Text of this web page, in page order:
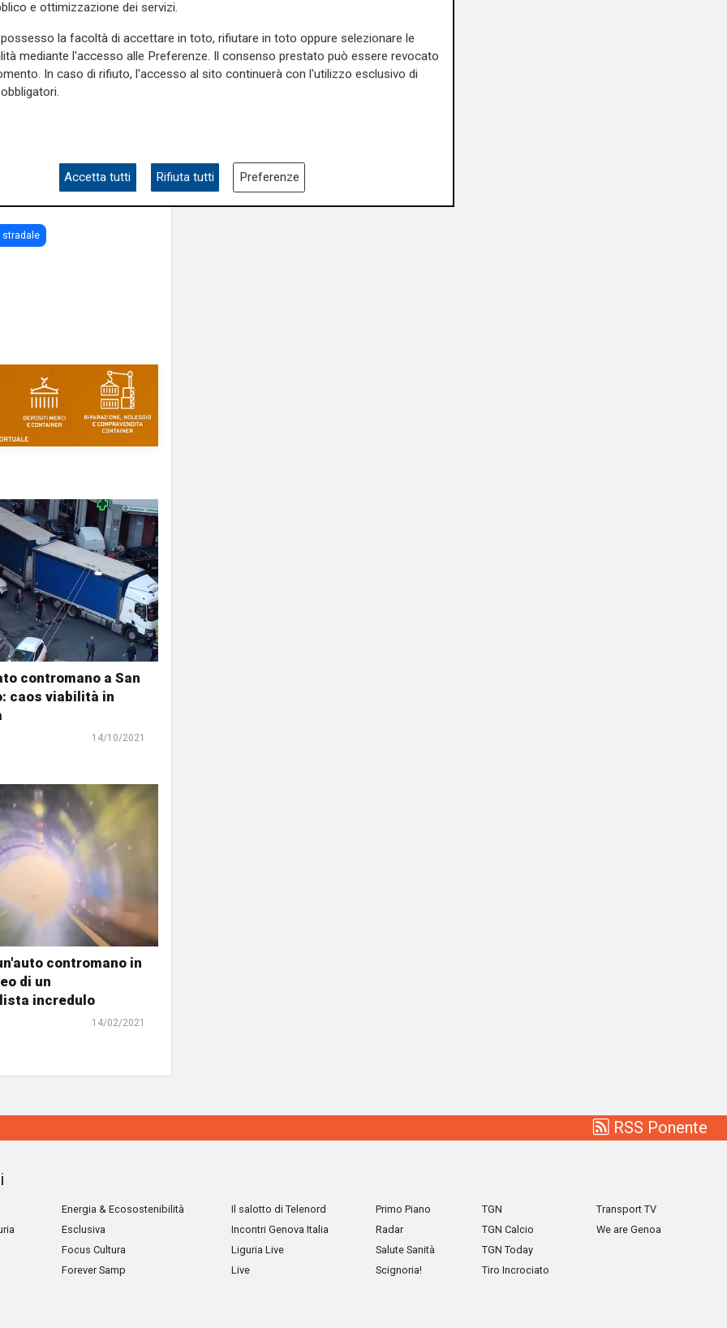
agenti di aver
ritiro immediato della
euro.
diventato virale sul web.
Liguria seguiteci sul
Facebook.
stradale
contromano a San
caos viabilità in
14/10/2021
contromano in
di un
incredulo
14/02/2021
RSS Ponente
Energia & Ecosostenibilità
Esclusiva
Focus Cultura
Forever Samp
Il salotto di Telenord
Incontri Genova Italia
Liguria Live
Live
Primo Piano
Radar
Salute Sanità
Scignoria!
TGN
TGN Calcio
TGN Today
Tiro Incrociato
Transport TV
We are Genoa
e ottimizzazione dei servizi.
la facoltà di accettare in toto, rifiutare in toto oppure selezionare le
mediante l'accesso alle Preferenze. Il consenso prestato può essere revocato
In caso di rifiuto, l'accesso al sito continuerà con l'utilizzo esclusivo di
Accetta tutti Rifiuta tutti Preferenze